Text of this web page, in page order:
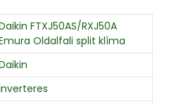
FTXJ50AS/RXJ50A
Oldalfali split klíma